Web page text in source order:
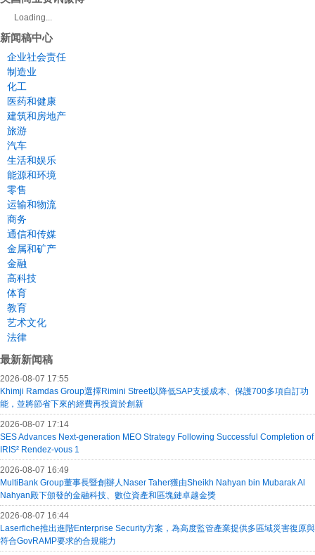
Loading...
新闻稿中心
企业社会责任
制造业
化工
医药和健康
建筑和房地产
旅游
汽车
生活和娱乐
能源和环境
零售
运输和物流
商务
通信和传媒
金属和矿产
金融
高科技
体育
教育
艺术文化
法律
最新新闻稿
2026-08-07 17:55
Khimji Ramdas Group選擇Rimini Street以降低SAP支援成本、保護700多項自訂功
能，並將節省下來的經費再投資於創新
2026-08-07 17:14
SES Advances Next-generation MEO Strategy Following Successful Completion of
IRIS² Rendez-vous 1
2026-08-07 16:49
MultiBank Group董事長暨創辦人Naser Taher獲由Sheikh Nahyan bin Mubarak Al
Nahyan殿下頒發的金融科技、數位資產和區塊鏈卓越金獎
2026-08-07 16:44
Laserfiche推出進階Enterprise Security方案，為高度監管產業提供多區域災害復原與
符合GovRAMP要求的合規能力